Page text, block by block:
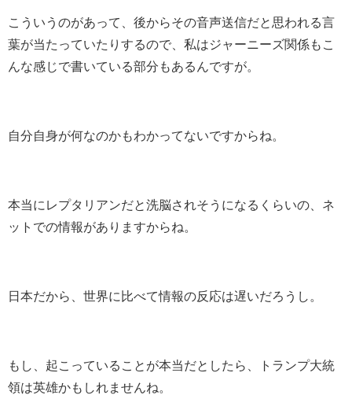
こういうのがあって、後からその音声送信だと思われる言
葉が当たっていたりするので、私はジャーニーズ関係もこ
んな感じで書いている部分もあるんですが。
自分自身が何なのかもわかってないですからね。
本当にレプタリアンだと洗脳されそうになるくらいの、ネ
ットでの情報がありますからね。
日本だから、世界に比べて情報の反応は遅いだろうし。
もし、起こっていることが本当だとしたら、トランプ大統
領は英雄かもしれませんね。